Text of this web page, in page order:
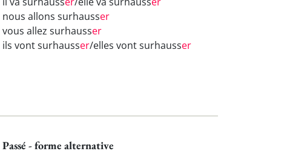
nous allons surhausser
vous allez surhausser
ils vont surhausser/elles vont surhausser
Passé - forme alternative